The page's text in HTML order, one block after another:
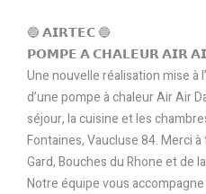
🔵 𝗔𝗜𝗥𝗧𝗘𝗖 🔵
𝗣𝗢𝗠𝗣𝗘 𝗔 𝗖𝗛𝗔𝗟𝗘𝗨𝗥 𝗔𝗜𝗥
Une nouvelle réalisation mise à
d’une pompe à chaleur Air Air
séjour, la cuisine et les
Fontaines, Vaucluse 84. Merci
Gard, Bouches du Rhone et de
Notre équipe vous